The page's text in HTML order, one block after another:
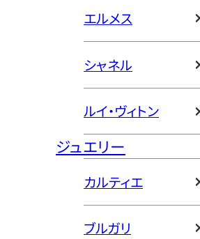
エルメス
シャネル
ルイ・ヴィトン
ジュエリー
カルティエ
ブルガリ